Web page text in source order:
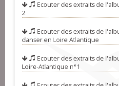
(angélique
11-On a resté
a mickle)
12-Chiminour
Ecouter des extraits de
2
Ecouter des extraits de
danser en Loire Atlantique
Ecouter des extraits de
Loire-Atlantique n°1